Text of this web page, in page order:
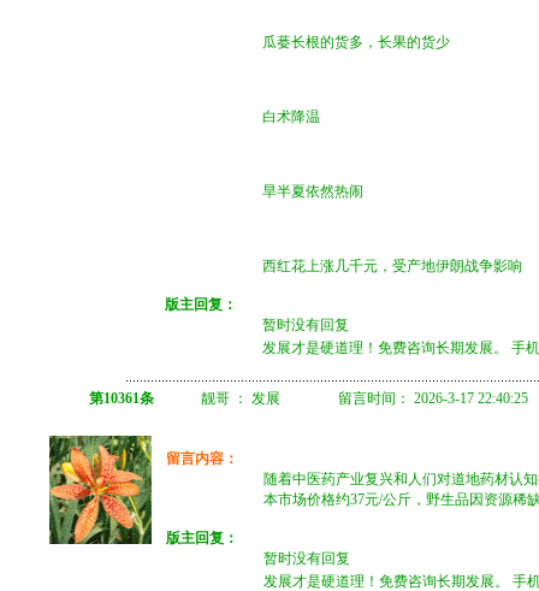
瓜蒌长根的货多，长果的货少
白术降温
旱半夏依然热闹
西红花上涨几千元，受产地伊朗战争影响
版主回复：
暂时没有回复
发展才是硬道理！免费咨询长期发展。 手
第10361条 靓哥 ： 发展 留言时间： 2026-3-17 22:40:25
留言内容：
随着中医药产业复兴和人们对道地药材认
本市场价格约37元/公斤，野生品因资源稀
版主回复：
暂时没有回复
发展才是硬道理！免费咨询长期发展。 手